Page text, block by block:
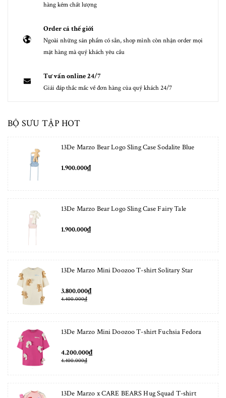
hàng kém chất lượng
Order cả thế giới
Ngoài những sản phẩm có sẵn, shop mình còn nhận order mọi
mặt hàng mà quý khách yêu cầu
Tư vấn online 24/7
Giải đáp thắc mắc về đơn hàng của quý khách 24/7
BỘ SƯU TẬP HOT
13De Marzo Bear Logo Sling Case Sodalite Blue
1.900.000₫
13De Marzo Bear Logo Sling Case Fairy Tale
1.900.000₫
13De Marzo Mini Doozoo T-shirt Solitary Star
3.800.000₫
4.400.000₫
13De Marzo Mini Doozoo T-shirt Fuchsia Fedora
4.200.000₫
4.400.000₫
13De Marzo x CARE BEARS Hug Squad T-shirt